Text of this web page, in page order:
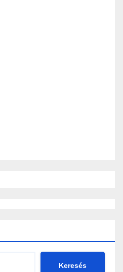
Keresés